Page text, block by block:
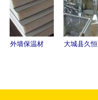
务网推荐
外墙保温材
大城县久恒